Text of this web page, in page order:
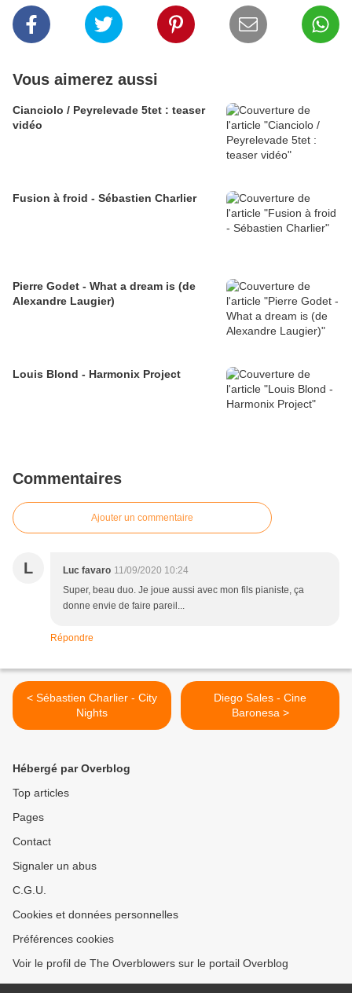
Vous aimerez aussi
Cianciolo / Peyrelevade 5tet : teaser
vidéo
Fusion à froid - Sébastien Charlier
Pierre Godet - What a dream is (de
Alexandre Laugier)
Louis Blond - Harmonix Project
Commentaires
Ajouter un commentaire
L Luc favaro 11/09/2020 10:24
Super, beau duo. Je joue aussi avec mon fils pianiste, ça
donne envie de faire pareil...
Répondre
< Sébastien Charlier - City
Nights
Diego Sales - Cine
Baronesa >
Hébergé par Overblog
Top articles
Pages
Contact
Signaler un abus
C.G.U.
Cookies et données personnelles
Préférences cookies
Voir le profil de The Overblowers sur le portail Overblog